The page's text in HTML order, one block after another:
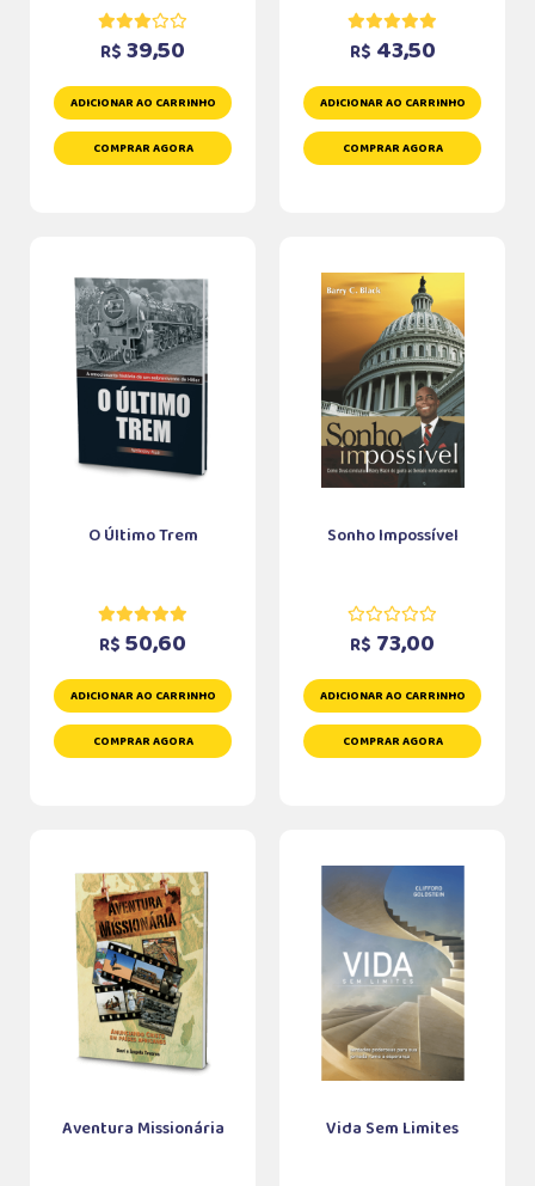
R$ 39,50
ADICIONAR AO CARRINHO
COMPRAR AGORA
R$ 43,50
ADICIONAR AO CARRINHO
COMPRAR AGORA
O Último Trem
R$ 50,60
ADICIONAR AO CARRINHO
COMPRAR AGORA
Sonho Impossível
R$ 73,00
ADICIONAR AO CARRINHO
COMPRAR AGORA
Aventura Missionária Vida Sem Limites